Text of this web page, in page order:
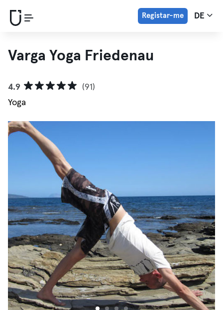
Registar-me DE
Varga Yoga Friedenau
4.9
(91)
Yoga